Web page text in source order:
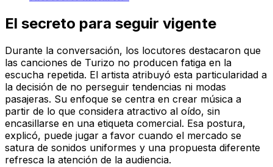
El secreto para seguir vigente
Durante la conversación, los locutores destacaron que
las canciones de Turizo no producen fatiga en la
escucha repetida. El artista atribuyó esta particularidad a
la decisión de no perseguir tendencias ni modas
pasajeras. Su enfoque se centra en crear música a
partir de lo que considera atractivo al oído, sin
encasillarse en una etiqueta comercial. Esa postura,
explicó, puede jugar a favor cuando el mercado se
satura de sonidos uniformes y una propuesta diferente
refresca la atención de la audiencia.